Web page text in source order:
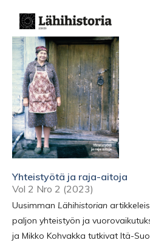
Yhteistyötä ja raja-aitoja
Vol 2 Nro 2 (2023)
Uusimman Lähihistorian
paljon yhteistyön ja
ja Mikko Kohvakka tutkivat Itä-